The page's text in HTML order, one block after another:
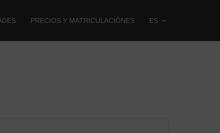
PRECIOS Y MATRICULACIÓNES ES